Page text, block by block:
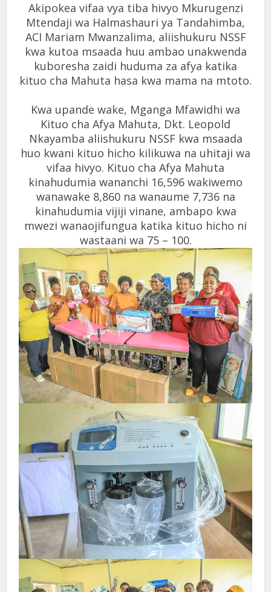
Akipokea vifaa vya tiba hivyo Mkurugenzi
Mtendaji wa Halmashauri ya Tandahimba,
ACI Mariam Mwanzalima, aliishukuru NSSF
kwa kutoa msaada huu ambao unakwenda
kuboresha zaidi huduma za afya katika
kituo cha Mahuta hasa kwa mama na mtoto.
Kwa upande wake, Mganga Mfawidhi wa
Kituo cha Afya Mahuta, Dkt. Leopold
Nkayamba aliishukuru NSSF kwa msaada
huo kwani kituo hicho kilikuwa na uhitaji wa
vifaa hivyo. Kituo cha Afya Mahuta
kinahudumia wananchi 16,596 wakiwemo
wanawake 8,860 na wanaume 7,736 na
kinahudumia vijiji vinane, ambapo kwa
mwezi wanaojifungua katika kituo hicho ni
wastaani wa 75 – 100.